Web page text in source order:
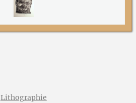
Lithographie